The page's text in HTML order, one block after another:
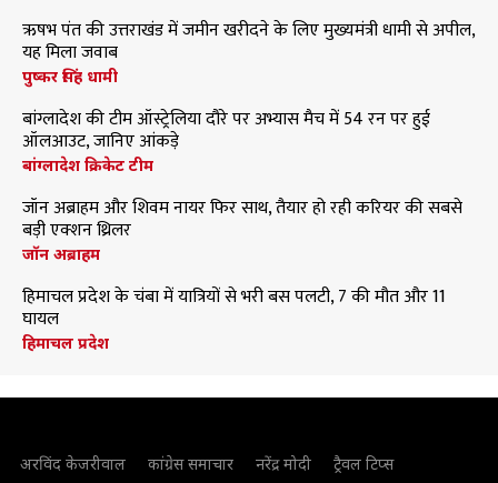
ऋषभ पंत की उत्तराखंड में जमीन खरीदने के लिए मुख्यमंत्री धामी से अपील,
यह मिला जवाब
पुष्कर सिंह धामी
बांग्लादेश की टीम ऑस्ट्रेलिया दौरे पर अभ्यास मैच में 54 रन पर हुई
ऑलआउट, जानिए आंकड़े
बांग्लादेश क्रिकेट टीम
जॉन अब्राहम और शिवम नायर फिर साथ, तैयार हो रही करियर की सबसे
बड़ी एक्शन थ्रिलर
जॉन अब्राहम
हिमाचल प्रदेश के चंबा में यात्रियों से भरी बस पलटी, 7 की मौत और 11
घायल
हिमाचल प्रदेश
अरविंद केजरीवाल कांग्रेस समाचार नरेंद्र मोदी ट्रैवल टिप्स